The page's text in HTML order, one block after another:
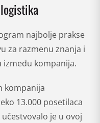
najbolje prakse
za razmenu znanja i
kompanija.
kompanija
13.000 posetilaca
je u ovoj